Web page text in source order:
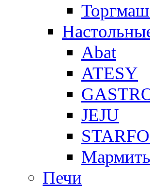
Abat
ATESY
JEJU
Печи